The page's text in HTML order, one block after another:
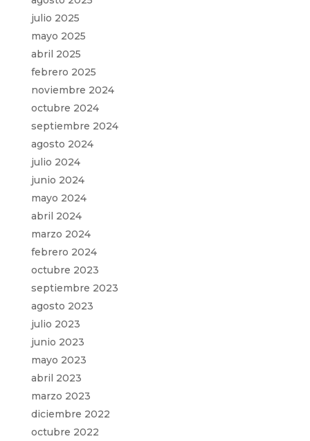
julio 2025
mayo 2025
abril 2025
febrero 2025
noviembre 2024
octubre 2024
septiembre 2024
agosto 2024
julio 2024
junio 2024
mayo 2024
abril 2024
marzo 2024
febrero 2024
octubre 2023
septiembre 2023
agosto 2023
julio 2023
junio 2023
mayo 2023
abril 2023
marzo 2023
diciembre 2022
octubre 2022